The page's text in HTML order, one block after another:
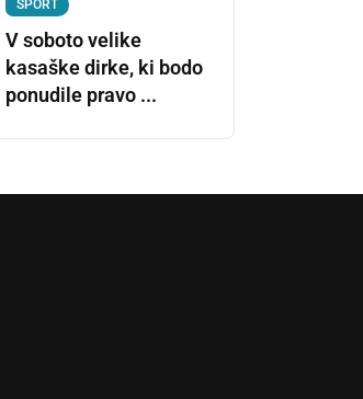
ŠPORT
V soboto velike
kasaške dirke, ki bodo
ponudile pravo ...